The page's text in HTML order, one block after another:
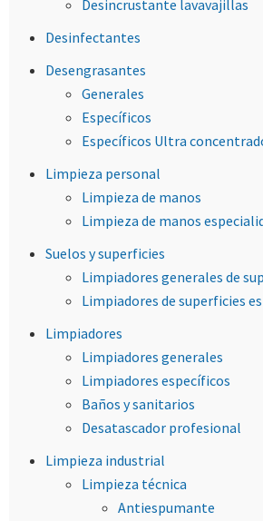
Desincrustante lavavajillas
Desinfectantes
Desengrasantes
Generales
Específicos
Específicos Ultra
Limpieza personal
Limpieza de manos
Limpieza de manos
Suelos y superficies
Limpiadores generales de
Limpiadores de superficies
Limpiadores
Limpiadores generales
Limpiadores específicos
Baños y sanitarios
Desatascador profesional
Limpieza industrial
Limpieza técnica
Antiespumante